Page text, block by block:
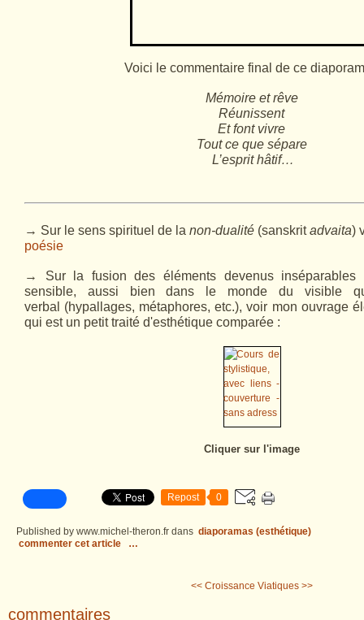
Voici le commentaire final de ce
Mémoire et rêve
Réunissent
Et font vivre
Tout ce que sépare
L’esprit hâtif…
→ Sur le sens spirituel de la non-dualité (sanskritadvaita)
poésie
→ Sur la fusion des éléments devenus inséparables
sensible, aussi bien dans le monde du visible
verbal (hypallages, métaphores, etc.), voir mon ouvrage
qui est un petit traité d'esthétique comparée :
Cliquer sur l'image
Repost 0
Published by www.michel-theron.fr dans diaporamas (esthétique)
commenter cet article
…
<< Croissance Viatiques >>
commentaires